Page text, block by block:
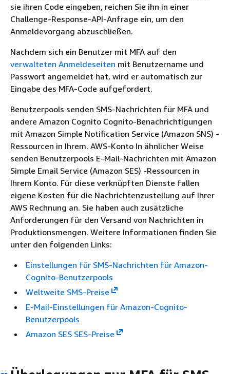
sie ihren Code eingeben, reichen Sie ihn in einer
Challenge-Response-API-Anfrage ein, um den
Anmeldevorgang abzuschließen.
Nachdem sich ein Benutzer mit MFA auf den
verwalteten Anmeldeseiten mit Benutzername und
Passwort angemeldet hat, wird er automatisch zur
Eingabe des MFA-Code aufgefordert.
Benutzerpools senden SMS-Nachrichten für MFA und
andere Amazon Cognito Cognito-Benachrichtigungen
mit Amazon Simple Notification Service (Amazon SNS) -
Ressourcen in Ihrem. AWS-Konto In ähnlicher Weise
senden Benutzerpools E-Mail-Nachrichten mit Amazon
Simple Email Service (Amazon SES) -Ressourcen in
Ihrem Konto. Für diese verknüpften Dienste fallen
eigene Kosten für die Nachrichtenzustellung auf Ihrer
AWS Rechnung an. Sie haben auch zusätzliche
Anforderungen für den Versand von Nachrichten in
Produktionsmengen. Weitere Informationen finden Sie
unter den folgenden Links:
Einstellungen für SMS-Nachrichten für Amazon-
Cognito-Benutzerpools
Weltweite SMS-Preise
E-Mail-Einstellungen für Amazon-Cognito-
Benutzerpools
Amazon SES SES-Preise